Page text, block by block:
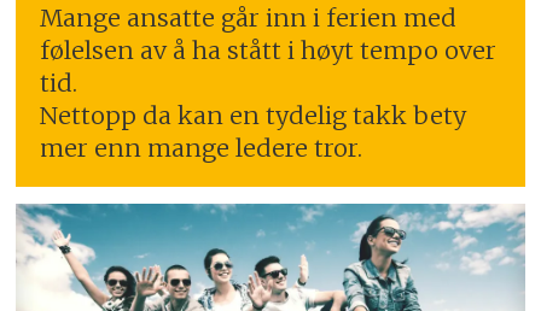
Mange ansatte går inn i ferien med
følelsen av å ha stått i høyt tempo over
tid.
Nettopp da kan en tydelig takk bety
mer enn mange ledere tror.